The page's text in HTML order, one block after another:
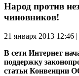
Народ против
чиновников!
21 января 2013 12:46 |
В сети Интернет
поддержку
статьи Конвенции